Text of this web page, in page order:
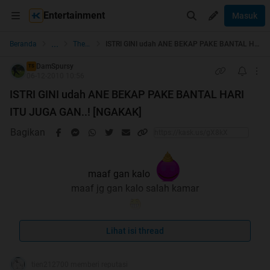
Entertainment Masuk
Beranda ... The Lounge
TS
DamSpursy
ISTRI GINI udah ANE BEKAP PAKE BANTAL HARI
ITU JUGA GAN..! [NGAKAK]
Bagikan
maaf gan kalo
maaf jg gan kalo salah kamar
ane cm mau share ajah gan...
Lihat isi thread